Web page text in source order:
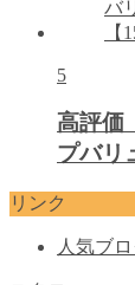
5
高評価
プバリ
リンク
人気ブ